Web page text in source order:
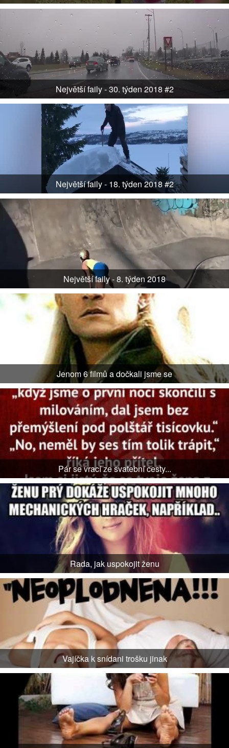
Největší faily - 30. týden 2018 #2
Největší faily - 18. týden 2018 #2
Největší faily - 8. týden 2018
Jenom 6 filmů a dočkali jsme se
Pár se vrací ze svatební cesty...
Rada, jak uspokojit ženu
Vajíčka k snídani trošku jinak